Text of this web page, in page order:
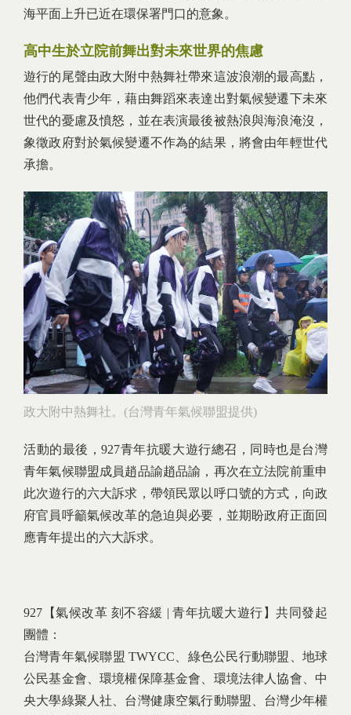
海平面上升已近在環保署門口的意象。
高中生於立院前舞出對未來世界的焦慮
遊行的尾聲由政大附中熱舞社帶來這波浪潮的最高點，
他們代表青少年，藉由舞蹈來表達出對氣候變遷下未來
世代的憂慮及憤怒，並在表演最後被熱浪與海浪淹沒，
象徵政府對於氣候變遷不作為的結果，將會由年輕世代
承擔。
政大附中熱舞社。(台灣青年氣候聯盟提供)
活動的最後，927青年抗暖大遊行總召，同時也是台灣
青年氣候聯盟成員趙品諭趙品諭，再次在立法院前重申
此次遊行的六大訴求，帶領民眾以呼口號的方式，向政
府官員呼籲氣候改革的急迫與必要，並期盼政府正面回
應青年提出的六大訴求。
927【氣候改革 刻不容緩 | 青年抗暖大遊行】共同發起
團體：
台灣青年氣候聯盟 TWYCC、綠色公民行動聯盟、地球
公民基金會、環境權保障基金會、環境法律人協會、中
央大學綠聚人社、台灣健康空氣行動聯盟、台灣少年權